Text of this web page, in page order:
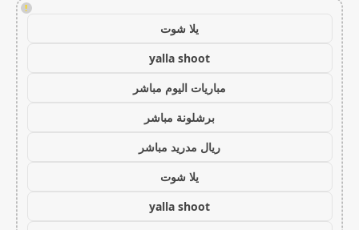
!
يلا شوت
yalla shoot
مباريات اليوم مباشر
برشلونة مباشر
ريال مدريد مباشر
يلا شوت
yalla shoot